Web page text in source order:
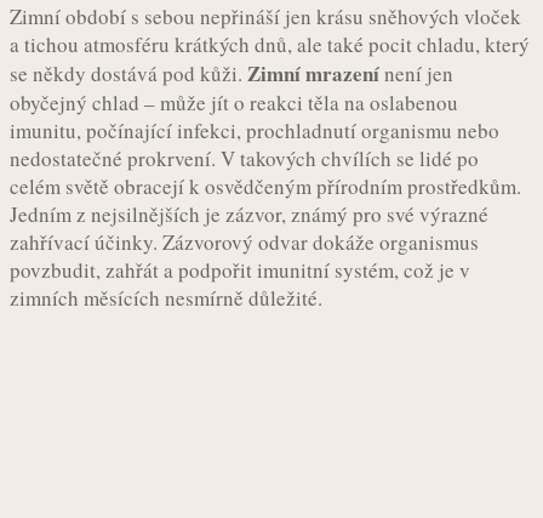
Zimní období s sebou nepřináší jen krásu sněhových vloček
a tichou atmosféru krátkých dnů, ale také pocit chladu, který
se někdy dostává pod kůži. Zimní mrazenínení jen
obyčejný chlad – může jít o reakci těla na oslabenou
imunitu, počínající infekci, prochladnutí organismu nebo
nedostatečné prokrvení. V takových chvílích se lidé po
celém světě obracejí k osvědčeným přírodním prostředkům.
Jedním z nejsilnějších je zázvor, známý pro své výrazné
zahřívací účinky. Zázvorový odvar dokáže organismus
povzbudit, zahřát a podpořit imunitní systém, což je v
zimních měsících nesmírně důležité.